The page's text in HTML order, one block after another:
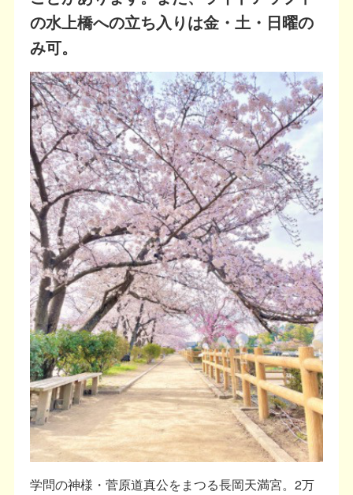
の水上橋への立ち入りは金・土・日曜の
み可。
学問の神様・菅原道真公をまつる長岡天満宮。2万